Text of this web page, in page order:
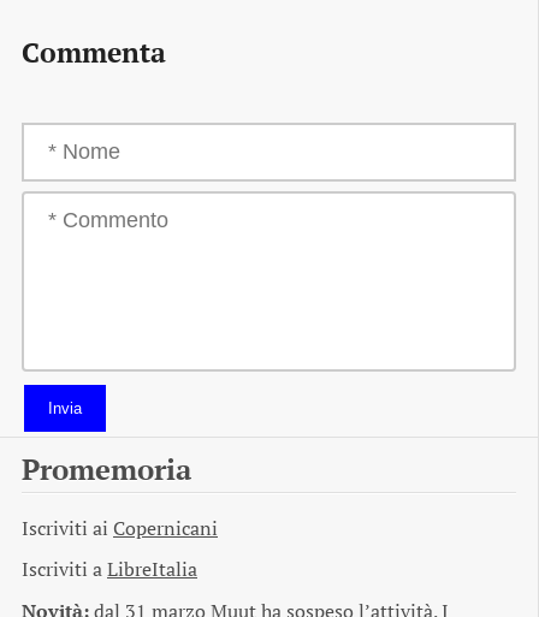
Commenta
Invia
Promemoria
Iscriviti ai Copernicani
Iscriviti aLibreItalia
Novità:dal 31 marzo Muut ha sospeso l’attività. I